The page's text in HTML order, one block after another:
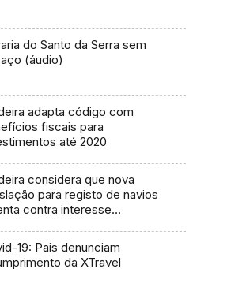
do Santo da Serra sem
(áudio)
adapta código com
fiscais para
até 2020
considera que nova
para registo de navios
contra interesse
19: Pais denunciam
da XTravel